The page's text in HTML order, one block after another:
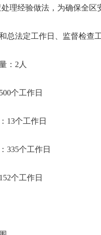
理经验做法，为确保全
总法定工作日、监督检查
：2人
个工作日
13个工作日
335个工作日
个工作日